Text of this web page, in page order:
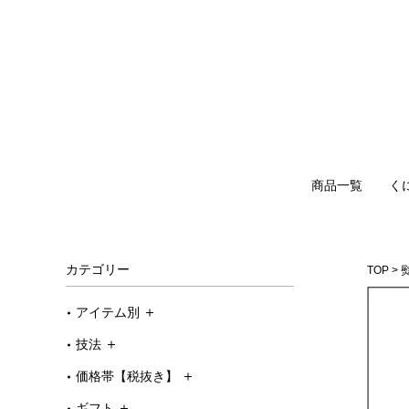
商品一覧 く
TOP
カテゴリー
アイテム別
技法
価格帯【税抜き】